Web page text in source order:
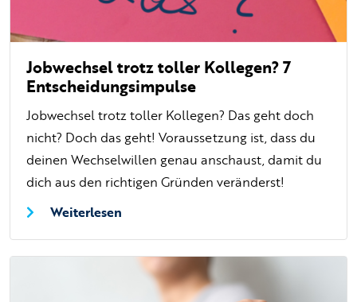
Jobwechsel trotz toller Kollegen? 7
Entscheidungsimpulse
Jobwechsel trotz toller Kollegen? Das geht doch
nicht? Doch das geht! Voraussetzung ist, dass du
deinen Wechselwillen genau anschaust, damit du
dich aus den richtigen Gründen veränderst!
Weiterlesen